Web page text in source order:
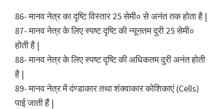
86- मानव नेत्र का दृष्टि विस्तार 25 सेमी० से अनंत तक होता है |
87- मानव नेत्र के लिए स्पष्ट दृष्टि की न्यूनतम दुरी 25 सेमी०
होती है |
88- मानव नेत्र के लिए स्पष्ट दृष्टि की अधिकतम दुरी अनंत होती
है |
89- मानव नेत्र में दंण्डाकार तथा शंक्वाकार कोशिकाएं (Cells)
पाई जाती हैं |